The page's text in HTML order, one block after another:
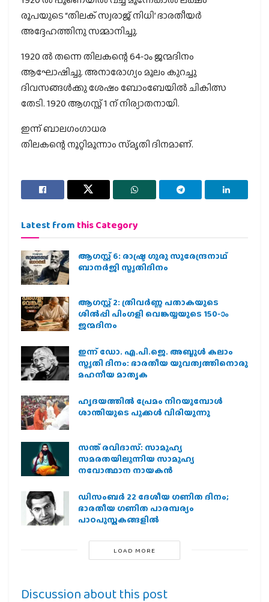
രൂപയുടെ “തിലക് സ്വരാജ് നിധി’ ഭാരതീയർ
അദ്ദേഹത്തിനു സമ്മാനിച്ചു.
1920 ൽ തന്നെ തിലകന്റെ 64-ാം ജന്മദിനം
ആഘോഷിച്ചു. അനാരോഗ്യം മൂലം കുറച്ചു
ദിവസങ്ങൾക്കു ശേഷം ബോംബേയിൽ ചികിത്സ
തേടി. 1920 ആഗസ്റ്റ് 1 ന് നിര്യാതനായി.
ഇന്ന് ബാലഗംഗാധര
തിലകന്റെ നൂറ്റിമൂന്നാം സ്‌മൃതി ദിനമാണ്.
Latest from this Category
ആഗസ്റ്റ് 6: രാഷ്ട്ര ഗുരു സുരേന്ദ്രനാഥ്
ബാനർജി സ്മൃതിദിനം
ആഗസ്റ്റ് 2: ത്രിവർണ്ണ പതാകയുടെ
ശിൽപ്പി പിംഗളി വെങ്കയ്യയുടെ 150-ാം
ജന്മദിനം
ഇന്ന് ഡോ. എ.പി.ജെ. അബ്ദുള്‍ കലാം
സ്മൃതി ദിനം: ഭാരതീയ യുവത്വത്തിനൊരു
മഹനീയ മാതൃക
ഹൃദയത്തില്‍ പ്രേമം നിറയുമ്പോള്‍
ശാന്തിയുടെ പൂക്കള്‍ വിരിയുന്നു
സന്ത് രവിദാസ്: സാമൂഹ്യ
സമരതയിലൂന്നിയ സാമൂഹ്യ
നവോത്ഥാന നായകൻ
ഡിസംബർ 22 ദേശീയ ഗണിത ദിനം;
ഭാരതീയ ഗണിത പാരമ്പര്യം
പാഠപുസ്തകങ്ങളിൽ
LOAD MORE
Discussion about this post